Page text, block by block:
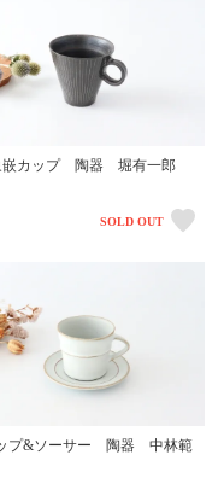
嵌カップ 陶器 堀有一郎
SOLD OUT
プ&ソーサー 陶器 中林範